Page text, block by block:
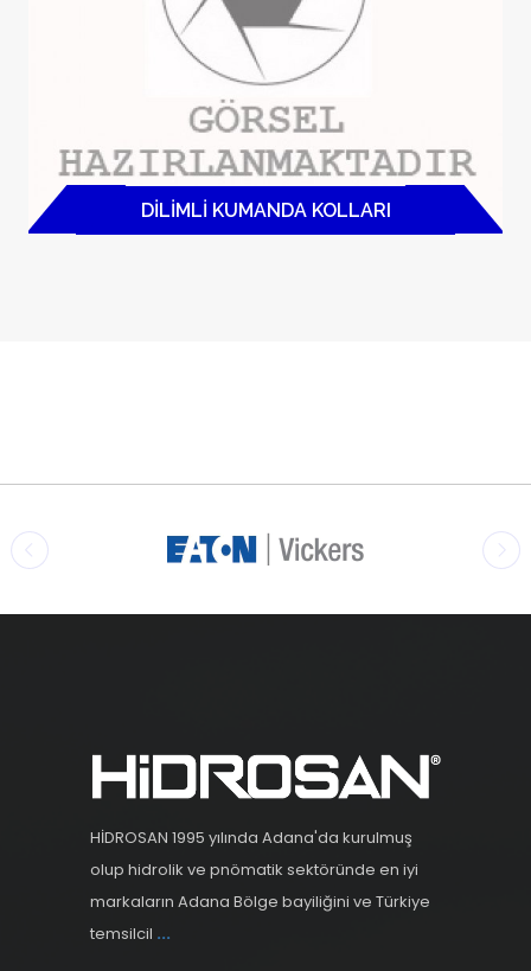
DILIMLI KUMANDA KOLLARI
HİDROSAN 1995 yılında Adana'da kurulmuş
olup hidrolik ve pnömatik sektöründe en iyi
markaların Adana Bölge bayiliğini ve Türkiye
temsilcil ...